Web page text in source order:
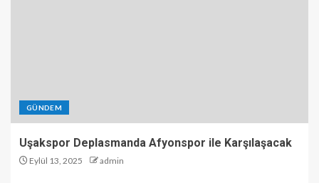
GÜNDEM
Uşakspor Deplasmanda Afyonspor ile Karşılaşacak
Eylül 13, 2025 admin